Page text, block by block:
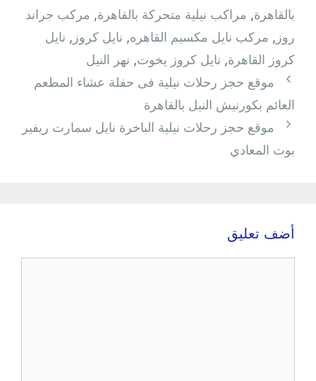
بالقاهرة, مراكب نيلية متحركة بالقاهرة, مركب جراند
روز , مركب نايل مكسيم القاهره, نايل كروز , نايل
كروز القاهرة, نايل كروز يخوت, نهر النيل
موقع حجز رحلات نيلية فى حفلة عشاء المطعم
العائم بكورنيش النيل بالقاهرة
موقع حجز رحلات نيلية الباخرة نايل سمارت ريفير
بوت المعادي
أضف تعليق